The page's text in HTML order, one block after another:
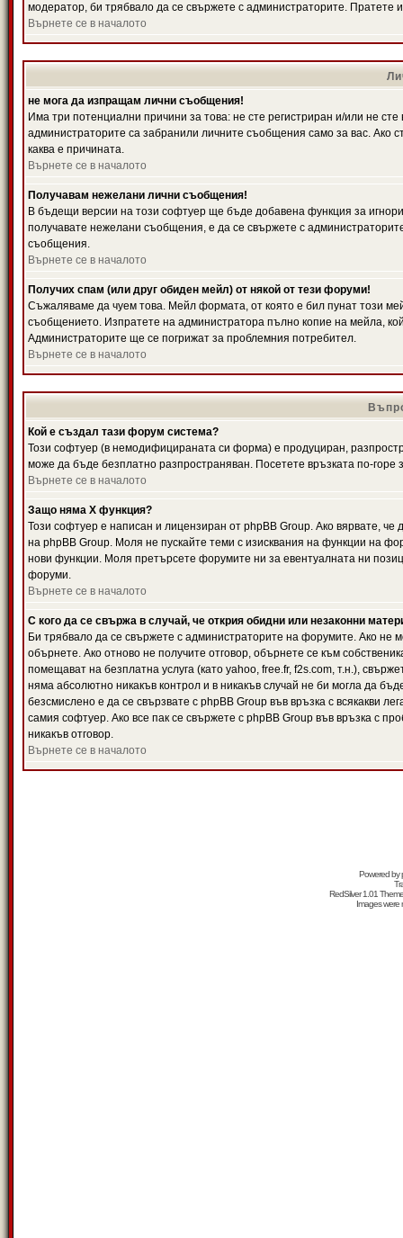
модератор, би трябвало да се свържете с администраторите.
Върнете се в началото
не мога да изпращам лични съобщения!
Има три потенциални причини за това: не сте регистриран и/или не
администраторите са забранили личните съобщения само за вас. Ако
каква е причината.
Върнете се в началото
Получавам нежелани лични съобщения!
В бъдещи версии на този софтуер ще бъде добавена функция за
получавате нежелани съобщения, е да се свържете с
съобщения.
Върнете се в началото
Получих спам (или друг обиден мейл) от някой от тези форуми!
Съжаляваме да чуем това. Мейл формата, от която е бил пунат този
съобщението. Изпратете на администратора пълно копие на мейла,
Администраторите ще се погрижат за проблемния потребител.
Върнете се в началото
Кой е създал тази форум система?
Този софтуер (в немодифицираната си форма) е продуциран,
може да бъде безплатно разпространяван. Посетете връзката по-горе
Върнете се в началото
Защо няма X функция?
Този софтуер е написан и лицензиран от phpBB Group. Ако вярвате,
на phpBB Group. Моля не пускайте теми с изисквания на функции на
нови функции. Моля претърсете форумите ни за евентуалната ни
форуми.
Върнете се в началото
С кого да се свържа в случай, че открия обидни или незаконни
Би трябвало да се свържете с администраторите на форумите. Ако не
обърнете. Ако отново не получите отговор, обърнете се към
помещават на безплатна услуга (като yahoo, free.fr, f2s.com, т.н.),
няма абсолютно никакъв контрол и в никакъв случай не би могла да
безсмислено е да се свързвате с phpBB Group във връзка с всякакви
самия софтуер. Ако все пак се свържете с phpBB Group във връзка с
никакъв отговор.
Върнете се в началото
Powered by
RedSilver 1.01
Images were